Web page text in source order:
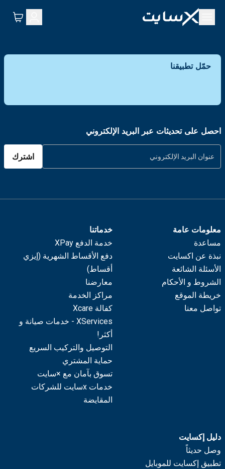
حمّل تطبيقنا
احصل على تحديثات عبر البريد الإلكتروني
اشترك
معلومات عامة
مساعدة
نبذة عن اكسايت
الأسئلة الشائعة
الشروط و الأحكام
خريطة الموقع
تواصل معنا
خدماتنا
خدمة الدفع XPay
دفع الأقساط الشهرية (إيزي
أقساط)
معارضنا
مراكز الخدمة
كفالة Xcare
XServices - خدمات صيانة و
أكثر!
التوصيل والتركيب السريع
حماية المشتري
تسوق بآمان مع ×سايت
خدمات xسايت للشركات
المقايضة
دليل إكسايت
وصل حديثاً
تطبيق إكسايت للموبايل